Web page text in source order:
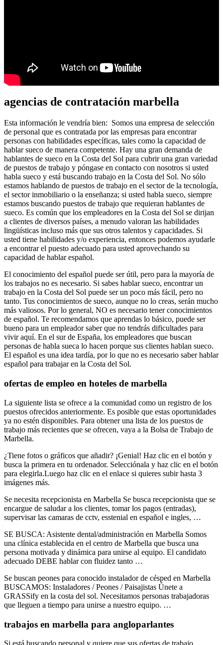
agencias de contratación marbella
Esta información le vendría bien: Somos una empresa de selección
de personal que es contratada por las empresas para encontrar
personas con habilidades específicas, tales como la capacidad de
hablar sueco de manera competente. Hay una gran demanda de
hablantes de sueco en la Costa del Sol para cubrir una gran variedad
de puestos de trabajo y póngase en contacto con nosotros si usted
habla sueco y está buscando trabajo en la Costa del Sol. No sólo
estamos hablando de puestos de trabajo en el sector de la tecnología,
el sector inmobiliario o la enseñanza; si usted habla sueco, siempre
estamos buscando puestos de trabajo que requieran hablantes de
sueco. Es común que los empleadores en la Costa del Sol se dirijan
a clientes de diversos países, a menudo valoran las habilidades
lingüísticas incluso más que sus otros talentos y capacidades. Si
usted tiene habilidades y/o experiencia, entonces podemos ayudarle
a encontrar el puesto adecuado para usted aprovechando su
capacidad de hablar español.
El conocimiento del español puede ser útil, pero para la mayoría de
los trabajos no es necesario. Si sabes hablar sueco, encontrar un
trabajo en la Costa del Sol puede ser un poco más fácil, pero no
tanto. Tus conocimientos de sueco, aunque no lo creas, serán mucho
más valiosos. Por lo general, NO es necesario tener conocimientos
de español. Te recomendamos que aprendas lo básico, puede ser
bueno para un empleador saber que no tendrás dificultades para
vivir aquí. En el sur de España, los empleadores que buscan
personas de habla sueca lo hacen porque sus clientes hablan sueco.
El español es una idea tardía, por lo que no es necesario saber hablar
español para trabajar en la Costa del Sol.
ofertas de empleo en hoteles de marbella
La siguiente lista se ofrece a la comunidad como un registro de los
puestos ofrecidos anteriormente. Es posible que estas oportunidades
ya no estén disponibles. Para obtener una lista de los puestos de
trabajo más recientes que se ofrecen, vaya a la Bolsa de Trabajo de
Marbella.
¿Tiene fotos o gráficos que añadir? ¡Genial! Haz clic en el botón y
busca la primera en tu ordenador. Selecciónala y haz clic en el botón
para elegirla.Luego haz clic en el enlace si quieres subir hasta 3
imágenes más.
Se necesita recepcionista en Marbella Se busca recepcionista que se
encargue de saludar a los clientes, tomar los pagos (entradas),
supervisar las camaras de cctv, esstenial en español e ingles, …
SE BUSCA: Asistente dental/administración en Marbella Somos
una clínica establecida en el centro de Marbella que busca una
persona motivada y dinámica para unirse al equipo. El candidato
adecuado DEBE hablar con fluidez tanto …
Se buscan peones para conocido instalador de césped en Marbella
BUSCAMOS: Instaladores / Peones / Paisajistas Únete a
GRASSify en la costa del sol. Necesitamos personas trabajadoras
que lleguen a tiempo para unirse a nuestro equipo. …
trabajos en marbella para angloparlantes